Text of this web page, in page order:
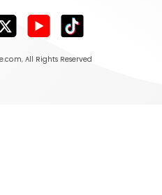
, All Rights Reserved